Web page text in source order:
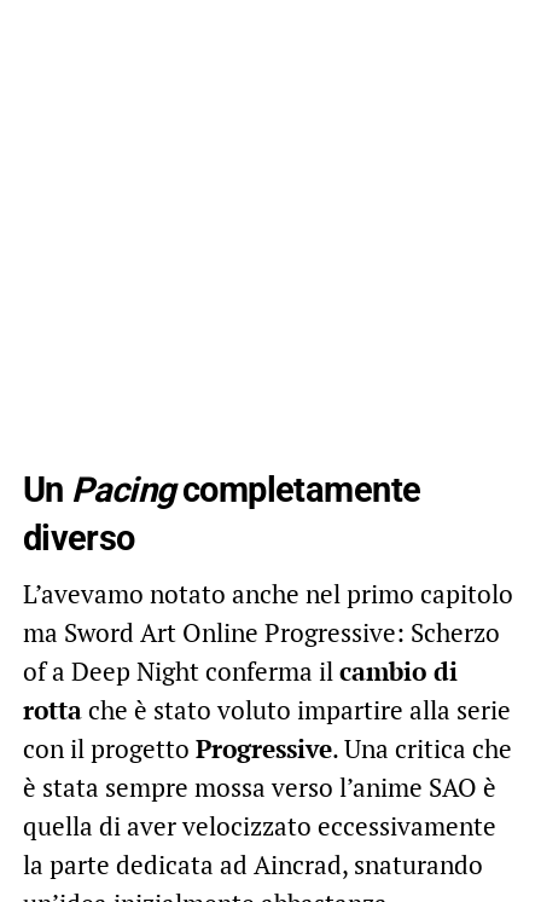
Un Pacingcompletamente
diverso
L’avevamo notato anche nel primo capitolo
ma Sword Art Online Progressive: Scherzo
of a Deep Night conferma ilcambio di
rottache è stato voluto impartire alla serie
con il progetto Progressive. Una critica che
è stata sempre mossa verso l’anime SAO è
quella di aver velocizzato eccessivamente
la parte dedicata ad Aincrad, snaturando